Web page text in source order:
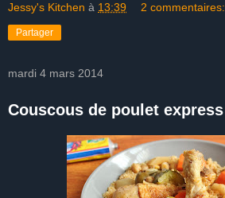
Jessy's Kitchen à 13:39 2 commentaires:
Partager
mardi 4 mars 2014
Couscous de poulet express